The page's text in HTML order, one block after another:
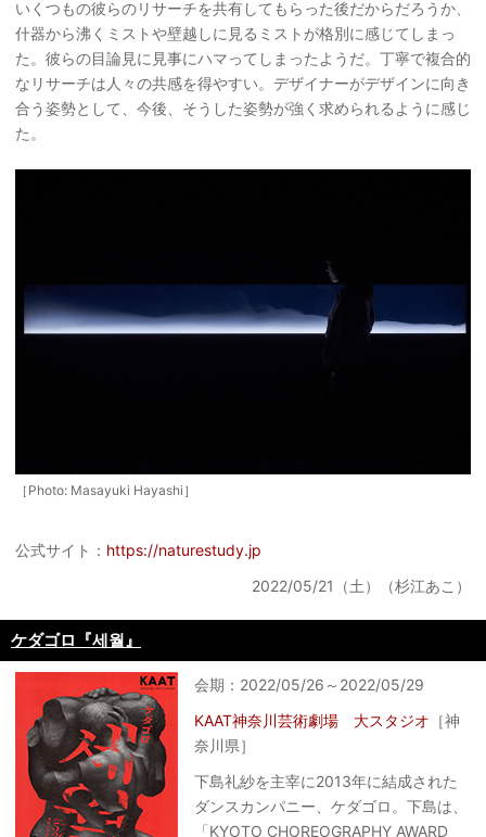
いくつもの彼らのリサーチを共有してもらった後だからだろうか、
什器から沸くミストや壁越しに見るミストが格別に感じてしまっ
た。彼らの目論見に見事にハマってしまったようだ。丁寧で複合的
なリサーチは人々の共感を得やすい。デザイナーがデザインに向き
合う姿勢として、今後、そうした姿勢が強く求められるように感じ
た。
［Photo: Masayuki Hayashi］
公式サイト： https://naturestudy.jp
2022/05/21（土）（杉江あこ）
ケダゴロ『세월』
会期：2022/05/26～2022/05/29
KAAT神奈川芸術劇場 大スタジオ ［神
奈川県］
下島礼紗を主宰に2013年に結成された
ダンスカンパニー、ケダゴロ。下島は、
「KYOTO CHOREOGRAPHY AWARD